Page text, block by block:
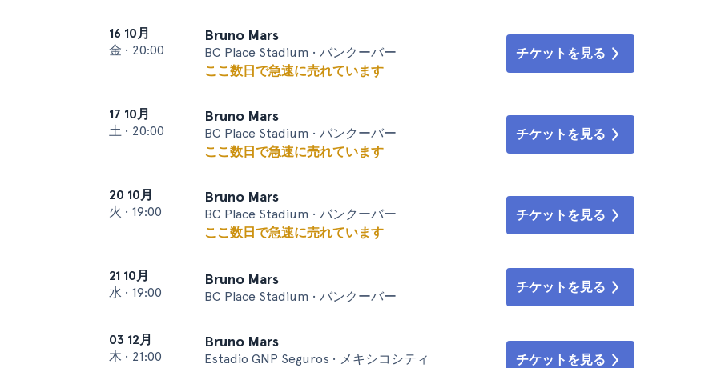
16 10月
金 • 20:00
Bruno Mars
BC Place Stadium • バンクーバー
ここ数日で急速に売れています
チケットを見る
17 10月
土 • 20:00
Bruno Mars
BC Place Stadium • バンクーバー
ここ数日で急速に売れています
チケットを見る
20 10月
火 • 19:00
Bruno Mars
BC Place Stadium • バンクーバー
ここ数日で急速に売れています
チケットを見る
21 10月
水 • 19:00
Bruno Mars
BC Place Stadium • バンクーバー
チケットを見る
03 12月
木 • 21:00
Bruno Mars
Estadio GNP Seguros • メキシコシティ
チケットを見る